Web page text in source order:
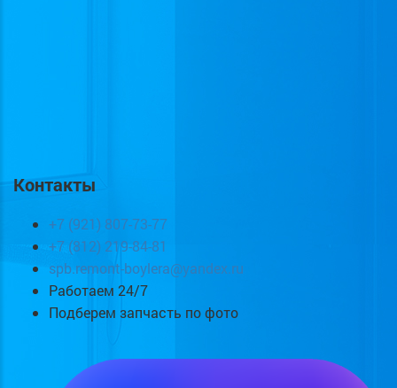
Контакты
+7 (921) 807-73-77
+7 (812) 219-84-81
spb.remont-boylera@yandex.ru
Работаем 24/7
Подберем запчасть по фото